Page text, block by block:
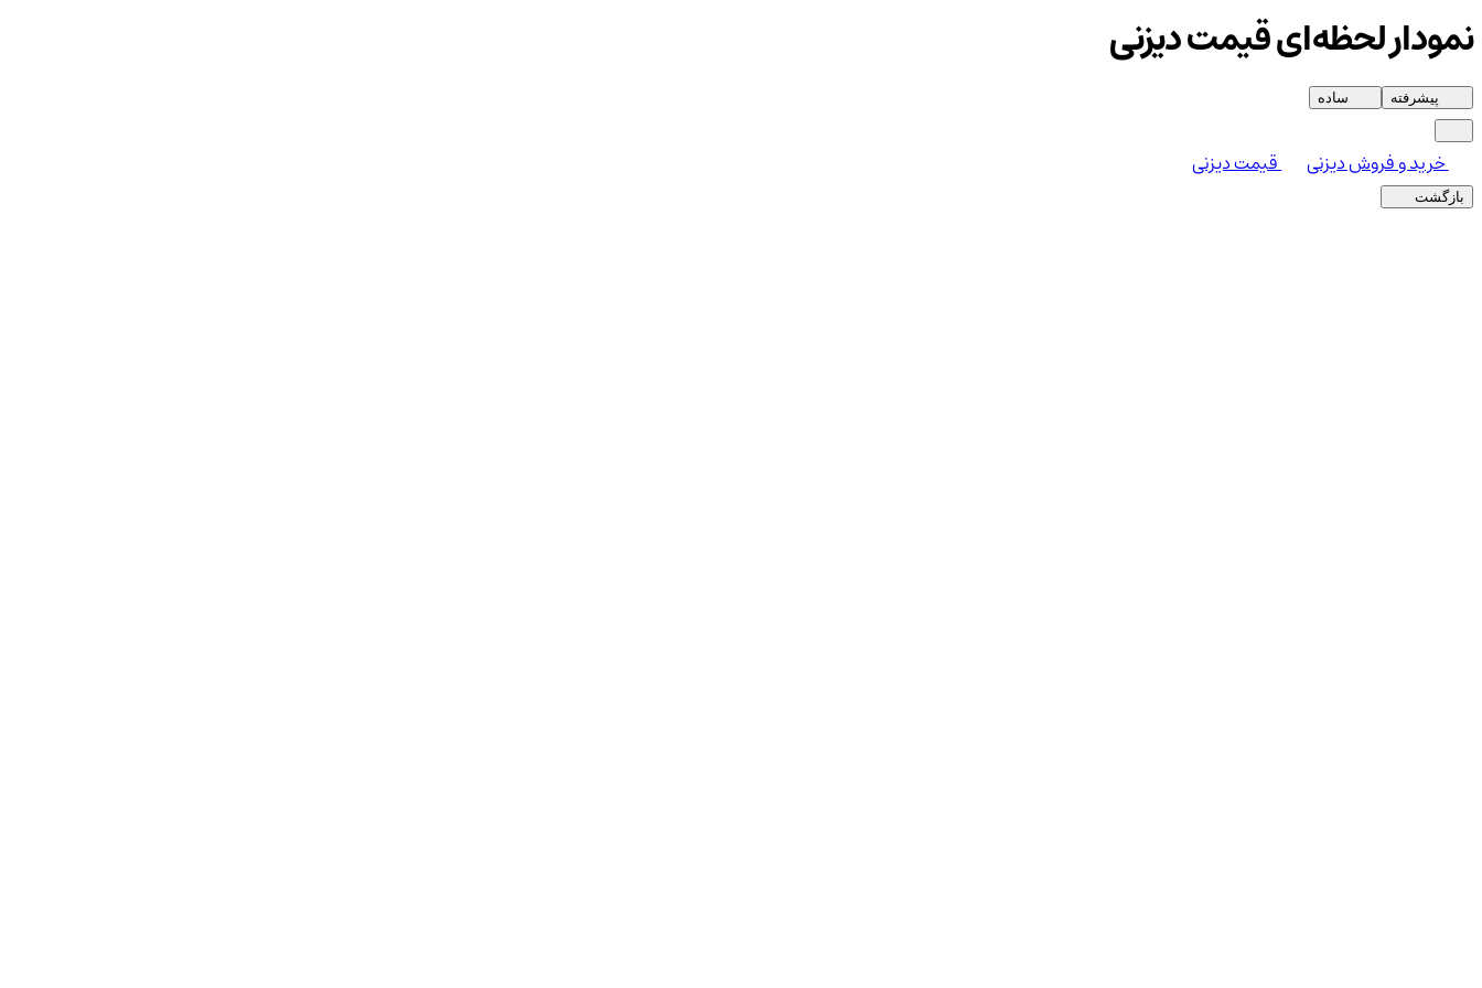
نمودار لحظه‌ای قیمت دیزنی
پیشرفته ساده
خرید و فروش دیزنی قیمت دیزنی
بازگشت